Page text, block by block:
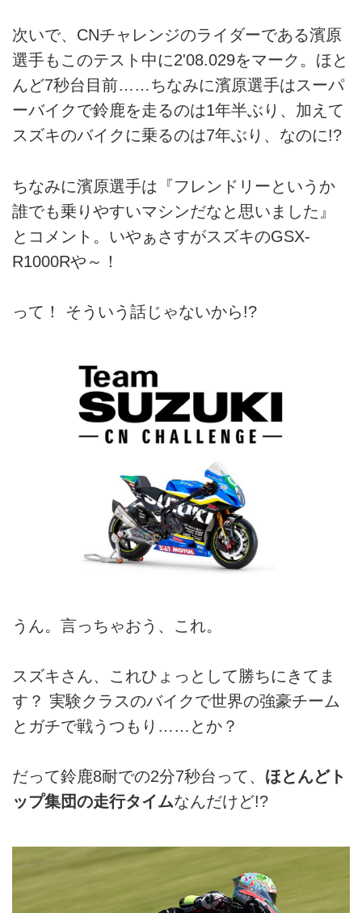
次いで、CNチャレンジのライダーである濱原
選手もこのテスト中に2'08.029をマーク。ほと
んど7秒台目前……ちなみに濱原選手はスーパ
ーバイクで鈴鹿を走るのは1年半ぶり、加えて
スズキのバイクに乗るのは7年ぶり、なのに!?
ちなみに濱原選手は『フレンドリーというか
誰でも乗りやすいマシンだなと思いました』
とコメント。いやぁさすがスズキのGSX-
R1000Rや～！
って！ そういう話じゃないから!?
うん。言っちゃおう、これ。
スズキさん、これひょっとして勝ちにきてま
す？ 実験クラスのバイクで世界の強豪チーム
とガチで戦うつもり……とか？
だって鈴鹿8耐での2分7秒台って、 ほとんどト
ップ集団の走行タイムなんだけど!?